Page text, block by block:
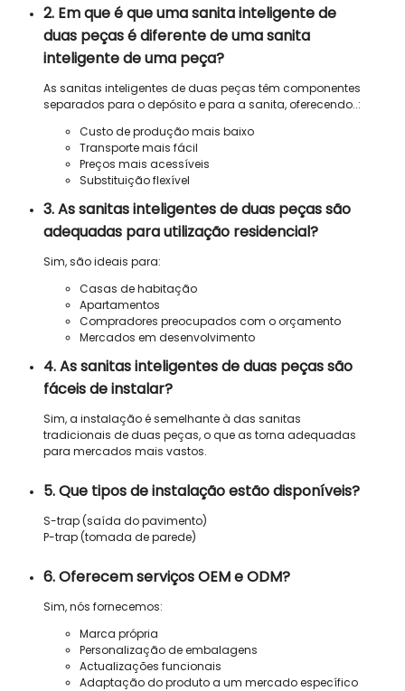
2. Em que é que uma sanita inteligente de
duas peças é diferente de uma sanita
inteligente de uma peça?
As sanitas inteligentes de duas peças têm componentes
separados para o depósito e para a sanita, oferecendo..:
Custo de produção mais baixo
Transporte mais fácil
Preços mais acessíveis
Substituição flexível
3. As sanitas inteligentes de duas peças são
adequadas para utilização residencial?
Sim, são ideais para:
Casas de habitação
Apartamentos
Compradores preocupados com o orçamento
Mercados em desenvolvimento
4. As sanitas inteligentes de duas peças são
fáceis de instalar?
Sim, a instalação é semelhante à das sanitas
tradicionais de duas peças, o que as torna adequadas
para mercados mais vastos.
5. Que tipos de instalação estão disponíveis?
S-trap (saída do pavimento)
P-trap (tomada de parede)
6. Oferecem serviços OEM e ODM?
Sim, nós fornecemos:
Marca própria
Personalização de embalagens
Actualizações funcionais
Adaptação do produto a um mercado específico